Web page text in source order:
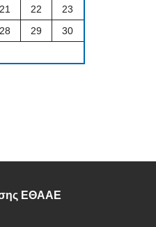
21 22
23
28 29
30
ΕΘΑΑΕ